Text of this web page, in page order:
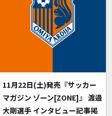
11月22日(土)発売『サッカー
マガジン ゾーン[ZONE]』 渡邉
大剛選手 インタビュー記事掲